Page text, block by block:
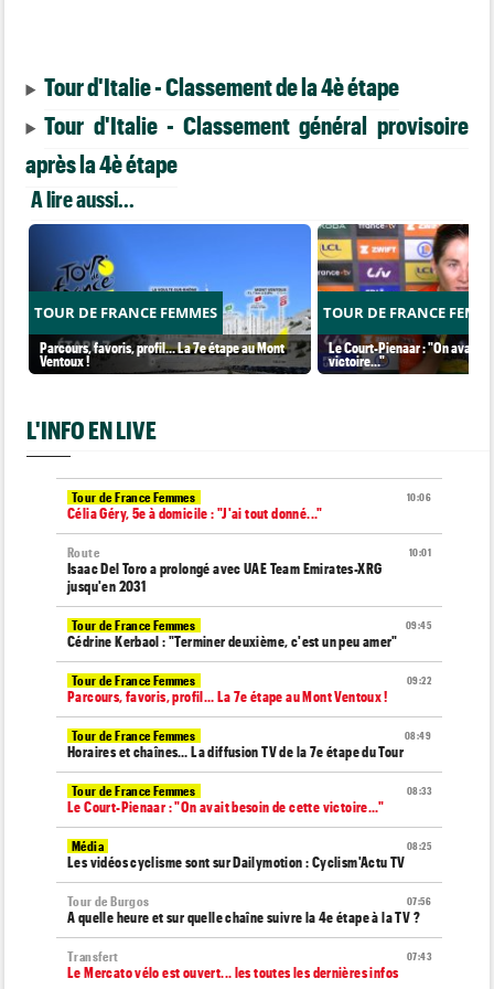
Tour d'Italie - Classement de la 4è étape
Tour d'Italie - Classement général provisoire
après la 4è étape
A lire aussi...
TOUR DE FRANCE FEMMES
Parcours, favoris, profil… La 7e étape au Mont
Ventoux !
TOUR DE FRANCE
Le Court-Pienaar : "On avait
victoire..."
L'INFO EN LIVE
10:06
Tour de France Femmes
Célia Géry, 5e à domicile : "J'ai tout donné..."
10:01
Route
Isaac Del Toro a prolongé avec UAE Team Emirates-XRG
jusqu'en 2031
09:45
Tour de France Femmes
Cédrine Kerbaol : "Terminer deuxième, c'est un peu amer"
09:22
Tour de France Femmes
Parcours, favoris, profil… La 7e étape au Mont Ventoux !
08:49
Tour de France Femmes
Horaires et chaînes… La diffusion TV de la 7e étape du Tour
08:33
Tour de France Femmes
Le Court-Pienaar : "On avait besoin de cette victoire..."
08:25
Média
Les vidéos cyclisme sont sur Dailymotion : Cyclism'Actu TV
07:56
Tour de Burgos
A quelle heure et sur quelle chaîne suivre la 4e étape à la TV ?
07:43
Transfert
Le Mercato vélo est ouvert... les toutes les dernières infos